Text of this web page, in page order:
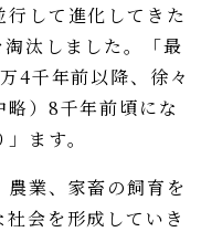
行して進化してきた
汰しました。「最
4千年前以降、徐々
）8千年前頃にな
ます。
業、家畜の飼育を
会を形成していき